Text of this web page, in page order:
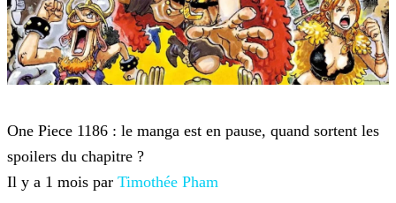
One Piece 1186 : le manga est en pause, quand sortent les
spoilers du chapitre ?
Il y a 1 mois par Timothée Pham